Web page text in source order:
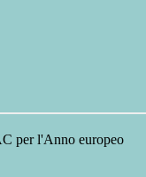
per l'Anno europeo